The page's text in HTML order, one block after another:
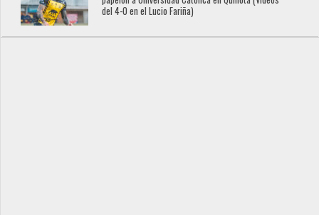
del 4-0 en el Lucio Fariña)